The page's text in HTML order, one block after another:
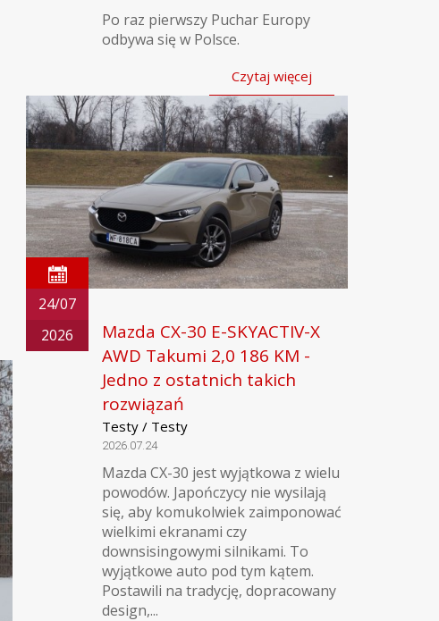
Po raz pierwszy Puchar Europy
odbywa się w Polsce.
Czytaj więcej
24/07
2026
Mazda CX-30 E-SKYACTIV-X
AWD Takumi 2,0 186 KM -
Jedno z ostatnich takich
rozwiązań
Testy / Testy
2026.07.24
Mazda CX-30 jest wyjątkowa z wielu
powodów. Japończycy nie wysilają
się, aby komukolwiek zaimponować
wielkimi ekranami czy
downsisingowymi silnikami. To
wyjątkowe auto pod tym kątem.
Postawili na tradycję, dopracowany
design,...